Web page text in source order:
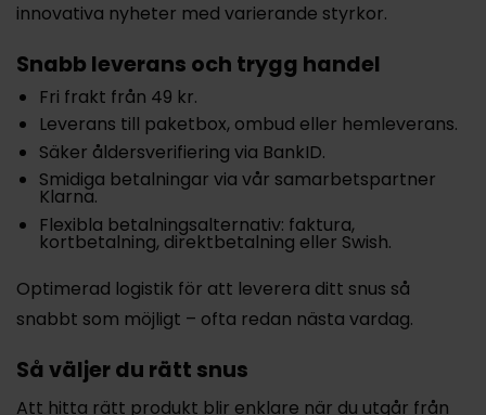
innovativa nyheter med varierande styrkor.
Snabb leverans och trygg handel
Fri frakt från 49 kr.
Leverans till paketbox, ombud eller hemleverans.
Säker åldersverifiering via BankID.
Smidiga betalningar via vår samarbetspartner
Klarna.
Flexibla betalningsalternativ: faktura,
kortbetalning, direktbetalning eller Swish.
Optimerad logistik för att leverera ditt snus så
snabbt som möjligt – ofta redan nästa vardag.
Så väljer du rätt snus
Att hitta rätt produkt blir enklare när du utgår från